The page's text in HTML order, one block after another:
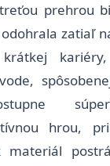
prehrou
zatiaľ
hrou,